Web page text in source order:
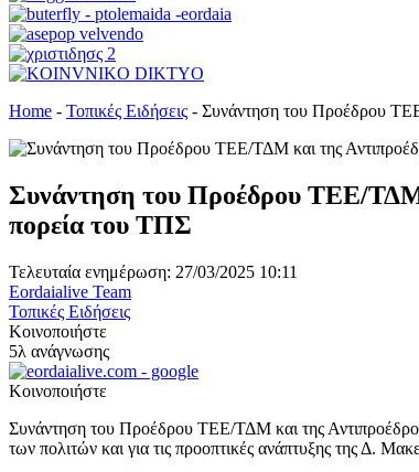
Home - Τοπικές Ειδήσεις - Συνάντηση του Προέδρου
Συνάντηση του Προέδρου ΤΕΕ/ΤΔΜ
πορεία του ΤΠΣ
Τελευταία ενημέρωση: 27/03/2025 10:11
Eordaialive Team
Τοπικές Ειδήσεις
Κοινοποιήστε
5λ ανάγνωσης
Κοινοποιήστε
Συνάντηση του Προέδρου ΤΕΕ/ΤΔΜ και της
των πολιτών και για τις προοπτικές ανάπτυξης της Δ.